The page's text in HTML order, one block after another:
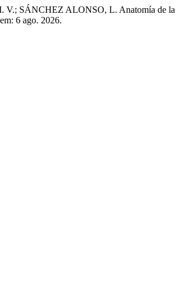
SÁNCHEZ ALONSO, L. Anatomía de la
6 ago. 2026.